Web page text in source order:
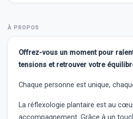
À PROPOS
Offrez-vous un moment pour
tensions et retrouver votre
Chaque personne est unique,
La réflexologie plantaire est au
accompagnement. Grâce à un